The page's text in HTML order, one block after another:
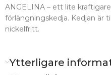
ANGELINA – ett lite
förlängningskedja. Kedjan är
nickelfritt.
Ytterligare